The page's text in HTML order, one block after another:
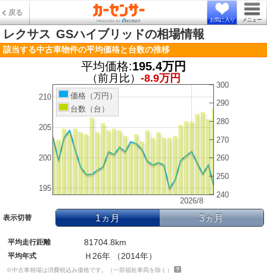
戻る
お気に入り メニュー
レクサス GSハイブリッドの相場情報
該当する中古車物件の平均価格と台数の推移
平均価格:195.4万円
（前月比） -8.9万円
2026/8
195
200
205
210
240
250
260
270
280
290
300
価格（万円）
台数（台）
表示切替 1ヵ月 3ヵ月
平均走行距離 81704.8km
平均年式 Ｈ26年 （2014年）
※中古車相場は消費税込み価格です。（一部福祉車両を除く）